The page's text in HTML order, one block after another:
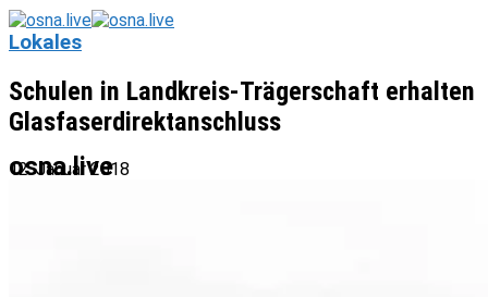
osna.live
Lokales
Schulen in Landkreis-Trägerschaft erhalten
Glasfaserdirektanschluss
12. Januar 2018